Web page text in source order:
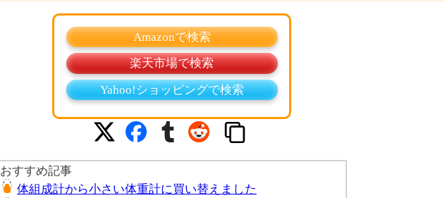
Amazonで検索
楽天市場で検索
Yahoo!ショッピングで検索
おすすめ記事
体組成計から小さい体重計に買い替えました